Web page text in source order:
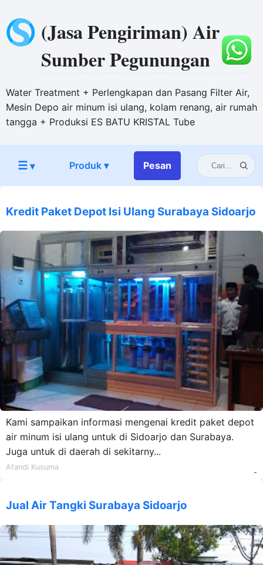
(Jasa Pengiriman) Air
Sumber Pegunungan
Water Treatment + Perlengkapan dan Pasang Filter Air,
Mesin Depo air minum isi ulang, kolam renang, air rumah
tangga + Produksi ES BATU KRISTAL Tube
☰▾ Produk ▾ Pesan
Kredit Paket Depot Isi Ulang Surabaya Sidoarjo
Kami sampaikan informasi mengenai kredit paket depot
air minum isi ulang untuk di Sidoarjo dan Surabaya.
Juga untuk di daerah di sekitarny...
Afandi Kusuma
-
Jual Air Tangki Surabaya Sidoarjo